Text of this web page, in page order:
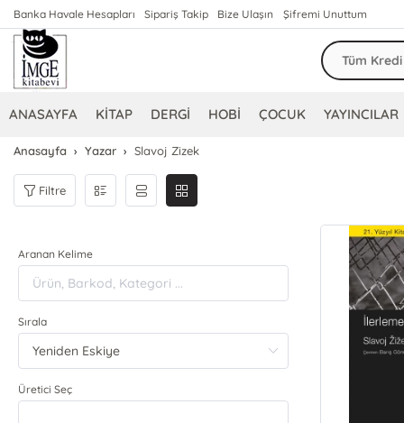
Banka Havale Hesapları Sipariş Takip Bize Ulaşın Şifremi Unuttum
ANASAYFA KİTAP DERGİ HOBİ ÇOCUK YAYINCILAR
Anasayfa Yazar Slavoj Zizek
Filtre
Aranan Kelime
Sırala
Üretici Seç